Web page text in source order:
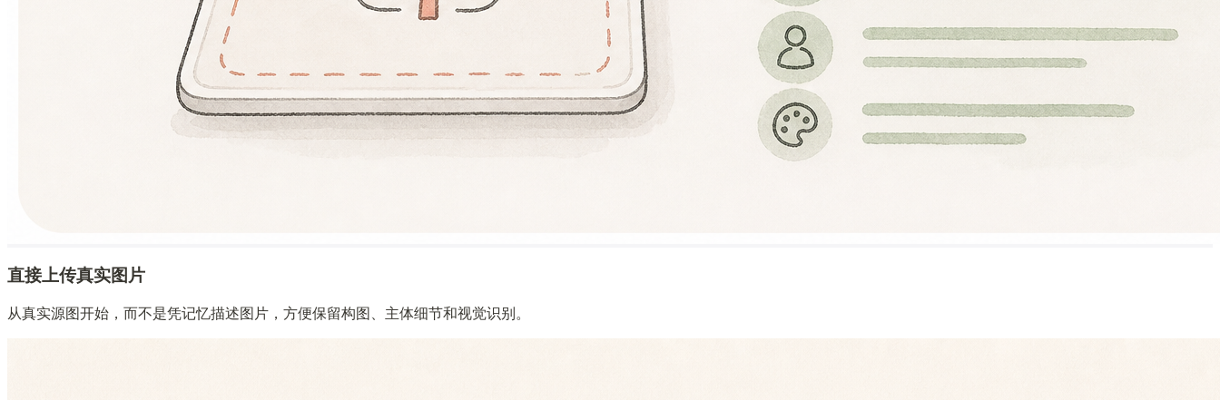
直接上传真实图片
从真实源图开始，而不是凭记忆描述图片，方便保留构图、主体细节和视觉识别。